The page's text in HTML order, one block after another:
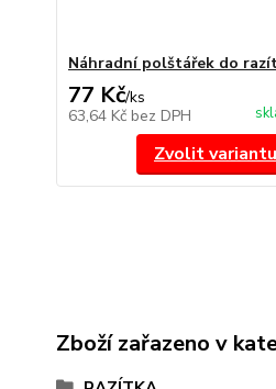
Náhradní polštářek do
77 Kč/ks
63,64 Kč bez DPH
Zvolit variantu
Zboží zařazeno v